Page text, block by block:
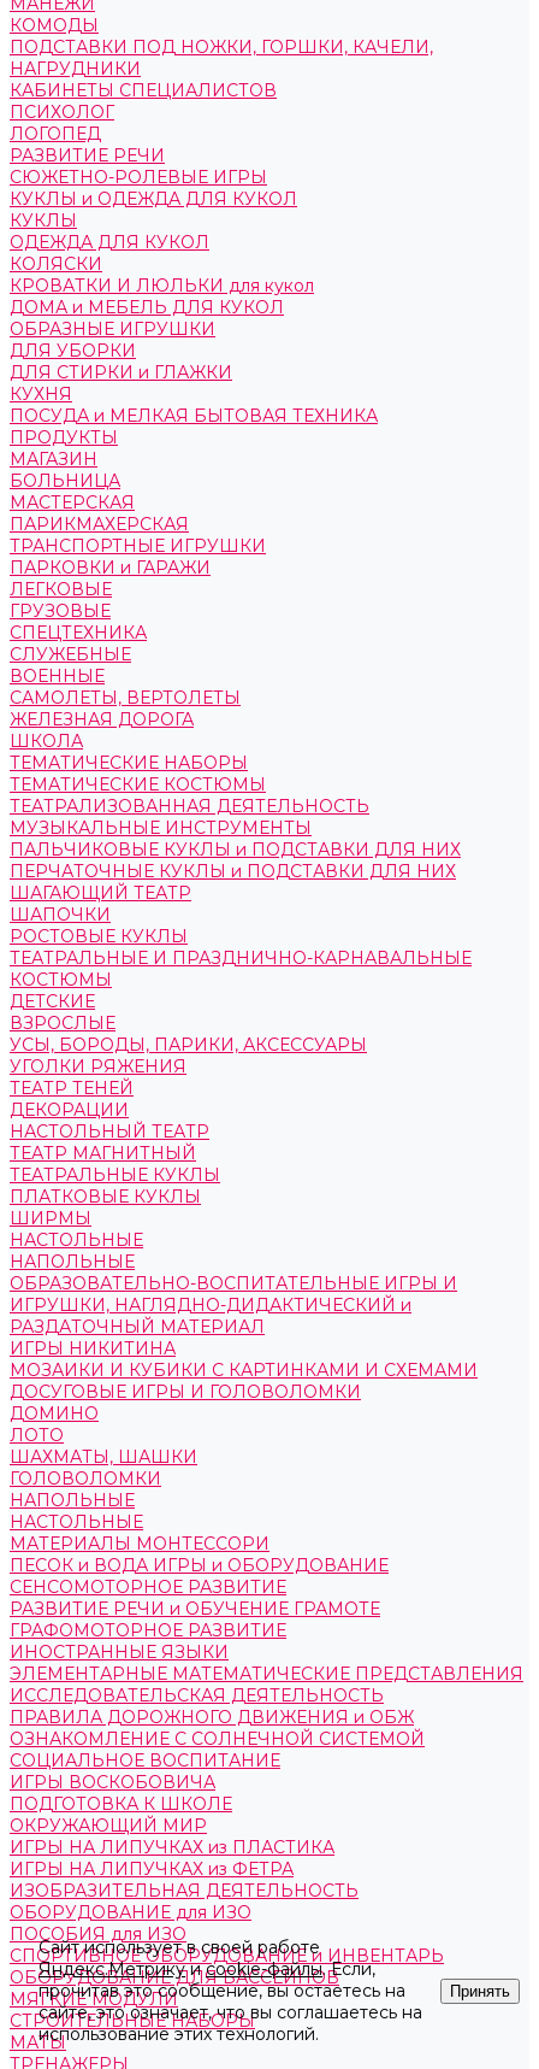
КОМОДЫ
ПОДСТАВКИ ПОД НОЖКИ, ГОРШКИ, КАЧЕЛИ,
НАГРУДНИКИ
КАБИНЕТЫ СПЕЦИАЛИСТОВ
ПСИХОЛОГ
ЛОГОПЕД
РАЗВИТИЕ РЕЧИ
СЮЖЕТНО-РОЛЕВЫЕ ИГРЫ
КУКЛЫ и ОДЕЖДА ДЛЯ КУКОЛ
КУКЛЫ
ОДЕЖДА ДЛЯ КУКОЛ
КОЛЯСКИ
КРОВАТКИ И ЛЮЛЬКИ для кукол
ДОМА и МЕБЕЛЬ ДЛЯ КУКОЛ
ОБРАЗНЫЕ ИГРУШКИ
ДЛЯ УБОРКИ
ДЛЯ СТИРКИ и ГЛАЖКИ
КУХНЯ
ПОСУДА и МЕЛКАЯ БЫТОВАЯ ТЕХНИКА
ПРОДУКТЫ
МАГАЗИН
БОЛЬНИЦА
МАСТЕРСКАЯ
ПАРИКМАХЕРСКАЯ
ТРАНСПОРТНЫЕ ИГРУШКИ
ПАРКОВКИ и ГАРАЖИ
ЛЕГКОВЫЕ
ГРУЗОВЫЕ
СПЕЦТЕХНИКА
СЛУЖЕБНЫЕ
ВОЕННЫЕ
САМОЛЕТЫ, ВЕРТОЛЕТЫ
ЖЕЛЕЗНАЯ ДОРОГА
ШКОЛА
ТЕМАТИЧЕСКИЕ НАБОРЫ
ТЕМАТИЧЕСКИЕ КОСТЮМЫ
ТЕАТРАЛИЗОВАННАЯ ДЕЯТЕЛЬНОСТЬ
МУЗЫКАЛЬНЫЕ ИНСТРУМЕНТЫ
ПАЛЬЧИКОВЫЕ КУКЛЫ и ПОДСТАВКИ ДЛЯ НИХ
ПЕРЧАТОЧНЫЕ КУКЛЫ и ПОДСТАВКИ ДЛЯ НИХ
ШАГАЮЩИЙ ТЕАТР
ШАПОЧКИ
РОСТОВЫЕ КУКЛЫ
ТЕАТРАЛЬНЫЕ И ПРАЗДНИЧНО-КАРНАВАЛЬНЫЕ
КОСТЮМЫ
ДЕТСКИЕ
ВЗРОСЛЫЕ
УСЫ, БОРОДЫ, ПАРИКИ, АКСЕССУАРЫ
УГОЛКИ РЯЖЕНИЯ
ТЕАТР ТЕНЕЙ
ДЕКОРАЦИИ
НАСТОЛЬНЫЙ ТЕАТР
ТЕАТР МАГНИТНЫЙ
ТЕАТРАЛЬНЫЕ КУКЛЫ
ПЛАТКОВЫЕ КУКЛЫ
ШИРМЫ
НАСТОЛЬНЫЕ
НАПОЛЬНЫЕ
ОБРАЗОВАТЕЛЬНО-ВОСПИТАТЕЛЬНЫЕ ИГРЫ И
ИГРУШКИ, НАГЛЯДНО-ДИДАКТИЧЕСКИЙ и
РАЗДАТОЧНЫЙ МАТЕРИАЛ
ИГРЫ НИКИТИНА
МОЗАИКИ И КУБИКИ С КАРТИНКАМИ И СХЕМАМИ
ДОСУГОВЫЕ ИГРЫ И ГОЛОВОЛОМКИ
ДОМИНО
ЛОТО
ШАХМАТЫ, ШАШКИ
ГОЛОВОЛОМКИ
НАПОЛЬНЫЕ
НАСТОЛЬНЫЕ
МАТЕРИАЛЫ МОНТЕССОРИ
ПЕСОК и ВОДА ИГРЫ и ОБОРУДОВАНИЕ
СЕНСОМОТОРНОЕ РАЗВИТИЕ
РАЗВИТИЕ РЕЧИ и ОБУЧЕНИЕ ГРАМОТЕ
ГРАФОМОТОРНОЕ РАЗВИТИЕ
ИНОСТРАННЫЕ ЯЗЫКИ
ЭЛЕМЕНТАРНЫЕ МАТЕМАТИЧЕСКИЕ ПРЕДСТАВЛЕНИЯ
ИССЛЕДОВАТЕЛЬСКАЯ ДЕЯТЕЛЬНОСТЬ
ПРАВИЛА ДОРОЖНОГО ДВИЖЕНИЯ и ОБЖ
ОЗНАКОМЛЕНИЕ С СОЛНЕЧНОЙ СИСТЕМОЙ
СОЦИАЛЬНОЕ ВОСПИТАНИЕ
ИГРЫ ВОСКОБОВИЧА
ПОДГОТОВКА К ШКОЛЕ
ОКРУЖАЮЩИЙ МИР
ИГРЫ НА ЛИПУЧКАХ из ПЛАСТИКА
ИГРЫ НА ЛИПУЧКАХ из ФЕТРА
ИЗОБРАЗИТЕЛЬНАЯ ДЕЯТЕЛЬНОСТЬ
ОБОРУДОВАНИЕ для ИЗО
ПОСОБИЯ для ИЗО
СПОРТИВНОЕ ОБОРУДОВАНИЕ и ИНВЕНТАРЬ
ОБОРУДОВАНИЕ ДЛЯ БАССЕЙНОВ
МЯГКИЕ МОДУЛИ
СТРОИТЕЛЬНЫЕ НАБОРЫ
МАТЫ
ТРЕНАЖЕРЫ
Сайт использует в своей работе
Яндекс.Метрикуиcookie-файлы. Если,
прочитав это сообщение, вы остаетесь на
сайте, это означает, что вы соглашаетесь на
использование этих технологий.
Принять